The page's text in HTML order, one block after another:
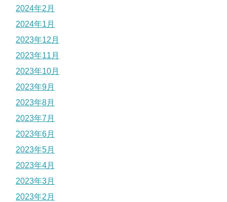
2024年2月
2024年1月
2023年12月
2023年11月
2023年10月
2023年9月
2023年8月
2023年7月
2023年6月
2023年5月
2023年4月
2023年3月
2023年2月